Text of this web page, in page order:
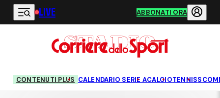
Vai al contenuto principale
LIVE ABBONATI ORA
CONTENUTI PLUS CALENDARIO SERIE ACALCIOTENNIS